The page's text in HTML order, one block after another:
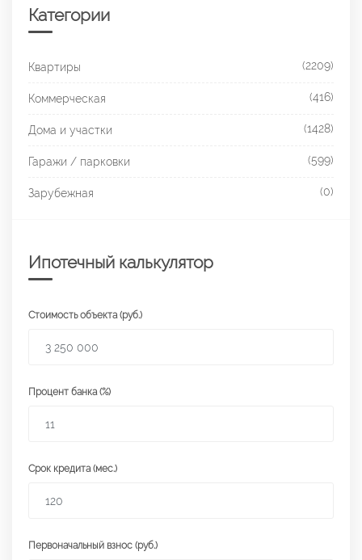
Категории
Квартиры (2209)
Коммерческая (416)
Дома и участки (1428)
Гаражи / парковки (599)
Зарубежная (0)
Ипотечный калькулятор
Стоимость объекта (руб.)
Процент банка (%)
Срок кредита (мес.)
Первоначальный взнос (руб.)